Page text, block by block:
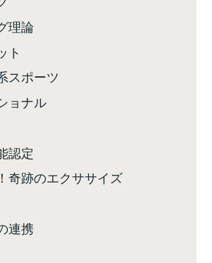
理論
ト
スポーツ
ョナル
認定
奇跡のエクササイズ
連携